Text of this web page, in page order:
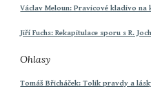
Václav Meloun: Pravicové kladivo
Jiří Fuchs: Rekapitulace sporu s R.
Ohlasy
Tomáš Břicháček: Tolik pravdy a